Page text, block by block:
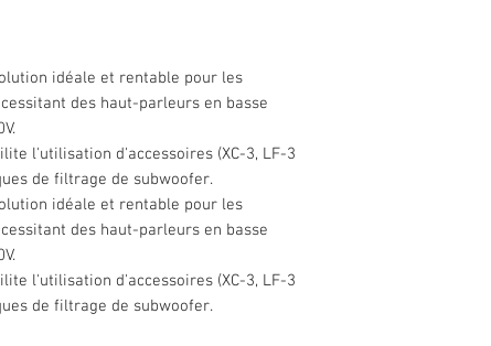
idéale et rentable pour les
des haut-parleurs en basse
l'utilisation d'accessoires (XC-3, LF-3
de filtrage de subwoofer.
idéale et rentable pour les
des haut-parleurs en basse
l'utilisation d'accessoires (XC-3, LF-3
de filtrage de subwoofer.